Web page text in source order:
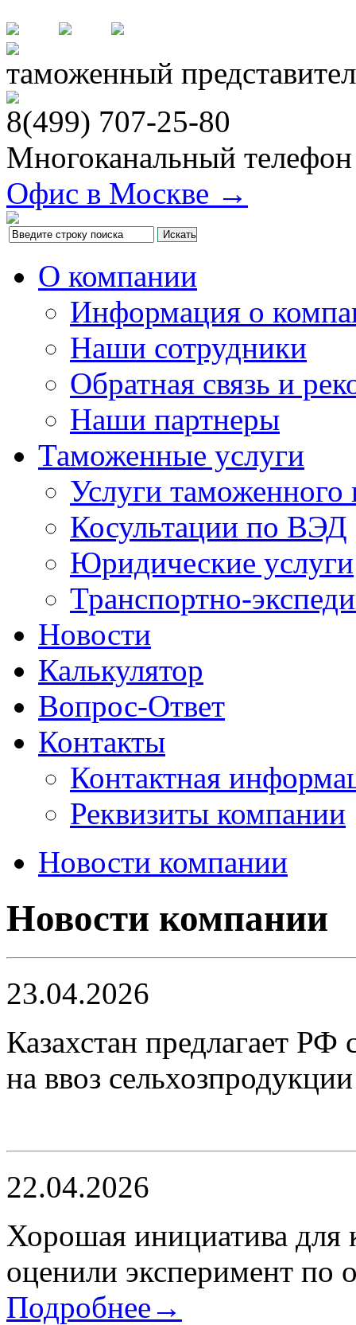
таможенный
8(499) 707-25-80
Многоканальный
Офис в Москве →
О компании
Информация о
Наши сотрудники
Обратная связь и
Наши партнеры
Таможенные услуги
Услуги таможенного
Косультации по ВЭД
Юридические услуги
Транспортно-
Новости
Калькулятор
Вопрос-Ответ
Контакты
Контактная
Реквизиты компании
Новости компании
Новости компании
23.04.2026
Казахстан предлагает РФ
на ввоз
22.04.2026
Хорошая инициатива для
оценили эксперимент по
Подробнее→